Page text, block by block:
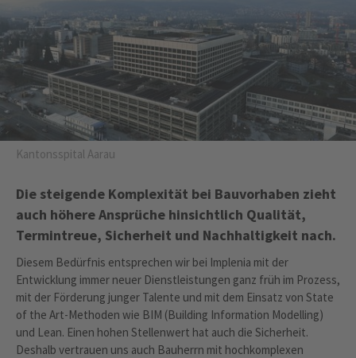
Kantonsspital Aarau
Die steigende Komplexität bei Bauvorhaben zieht
auch höhere Ansprüche hinsichtlich Qualität,
Termintreue, Sicherheit und Nachhaltigkeit nach.
Diesem Bedürfnis entsprechen wir bei Implenia mit der
Entwicklung immer neuer Dienstleistungen ganz früh im Prozess,
mit der Förderung junger Talente und mit dem Einsatz von State
of the Art-Methoden wie BIM (Building Information Modelling)
und Lean. Einen hohen Stellenwert hat auch die Sicherheit.
Deshalb vertrauen uns auch Bauherrn mit hochkomplexen